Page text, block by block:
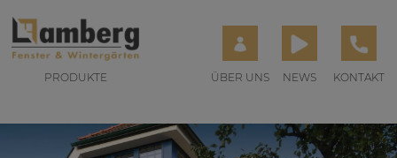
PRODUKTE ÜBER UNS NEWS KONTAKT